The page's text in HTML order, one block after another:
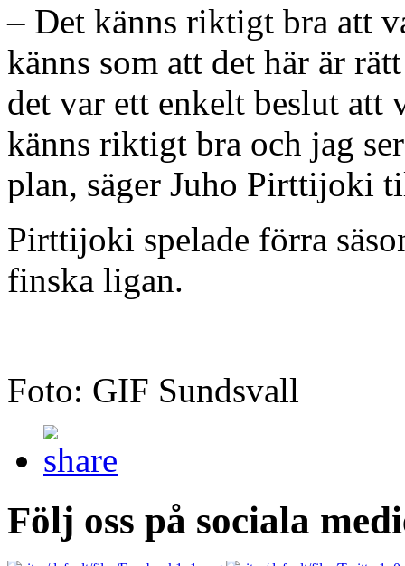
– Det känns riktigt bra att
känns som att det här är
det var ett enkelt beslut
känns riktigt bra och jag
plan, säger Juho Pirttijoki
Pirttijoki spelade förra
finska ligan.
Foto: GIF Sundsvall
Följ oss på sociala